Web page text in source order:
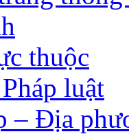
thuộc
luật
– Địa